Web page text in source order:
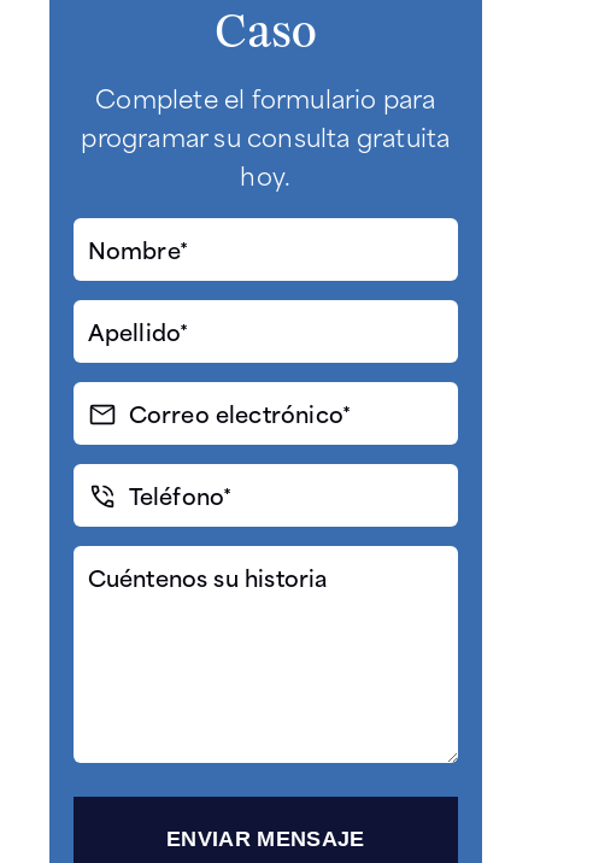
Caso
Complete el formulario para
programar su consulta gratuita
hoy.
Nombre*
Apellido*
(Required)
Correo
electrónico
(Required)
Teléfono*
(Required)
Cuéntenos
su